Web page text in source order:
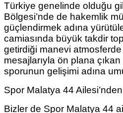
Türkiye genelinde olduğu
Bölgesi’nde de hakemlik
güçlendirmek adına
camiasında büyük takdir
getirdiği manevi
mesajlarıyla ön plana
sporunun gelişimi adına
Spor Malatya 44
Bizler de Spor Malatya 44